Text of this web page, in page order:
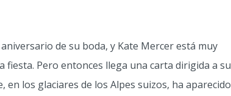
de su boda, y Kate Mercer está muy
fiesta. Pero entonces llega una carta dirigida a su
en los glaciares de los Alpes suizos, ha aparecido